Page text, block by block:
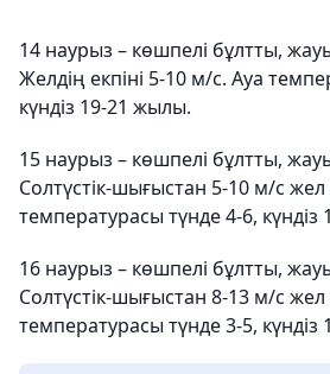
14 наурыз – көшпелі бұлтты,
Желдің екпіні 5-10 м/с. Ауа
күндіз 19-21 жылы.
15 наурыз – көшпелі бұлтты,
Солтүстік-шығыстан 5-10 м/с жел
температурасы түнде 4-6,
16 наурыз – көшпелі бұлтты,
Солтүстік-шығыстан 8-13 м/с жел
температурасы түнде 3-5,